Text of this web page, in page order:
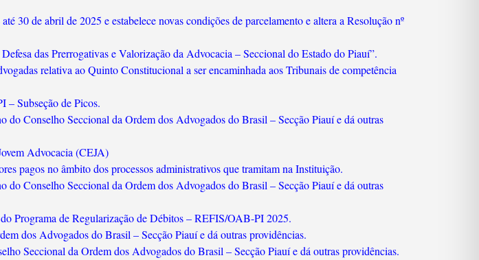
30 de abril de 2025 e estabelece novas condições de parcelamento e altera a Resolução nº
das Prerrogativas e Valorização da Advocacia – Seccional do Estado do Piauí”.
relativa ao Quinto Constitucional a ser encaminhada aos Tribunais de competência
– Subseção de Picos.
Conselho Seccional da Ordem dos Advogados do Brasil – Secção Piauí e dá outras
Advocacia (CEJA)
pagos no âmbito dos processos administrativos que tramitam na Instituição.
Conselho Seccional da Ordem dos Advogados do Brasil – Secção Piauí e dá outras
Programa de Regularização de Débitos – REFIS/OAB-PI 2025.
dos Advogados do Brasil – Secção Piauí e dá outras providências.
Seccional da Ordem dos Advogados do Brasil – Secção Piauí e dá outras providências.